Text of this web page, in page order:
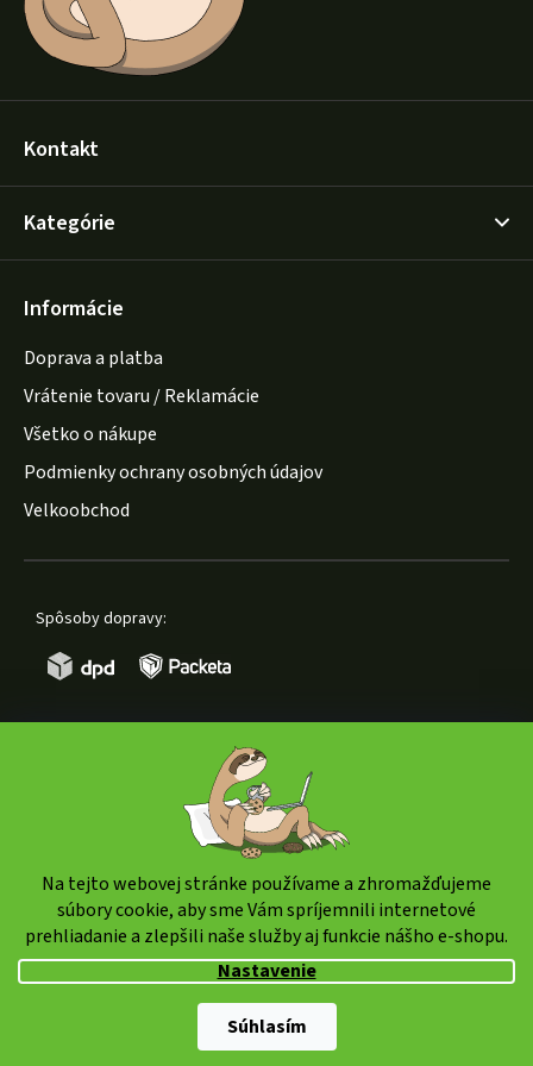
Na tejto webovej stránke používame a zhromažďujeme
súbory cookie, aby sme Vám spríjemnili internetové
prehliadanie a zlepšili naše služby aj funkcie nášho e-shopu.
Nastavenie
Súhlasím
Kontakt
Kategórie
Informácie
Doprava a platba
Vrátenie tovaru / Reklamácie
Všetko o nákupe
Podmienky ochrany osobných údajov
Velkoobchod
Spôsoby dopravy:
Shoptet Premium |
Copyright 2026weedshop.sk. Všetky práva vyhradené.
Upraviť nastavenie cookies